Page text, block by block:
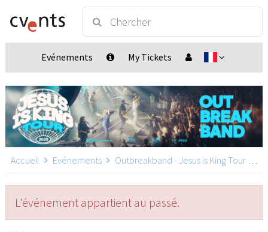
Evénements My Tickets
Accueil Evénements Outbreakband - Jesus is King Tour
L'événement appartient au passé.